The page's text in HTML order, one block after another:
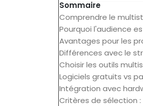
Sommaire
Comprendre le
Pourquoi l'audience
Avantages pour les
Différences avec le
Choisir les outils
Logiciels gratuits vs
Intégration avec
Critères de sélection